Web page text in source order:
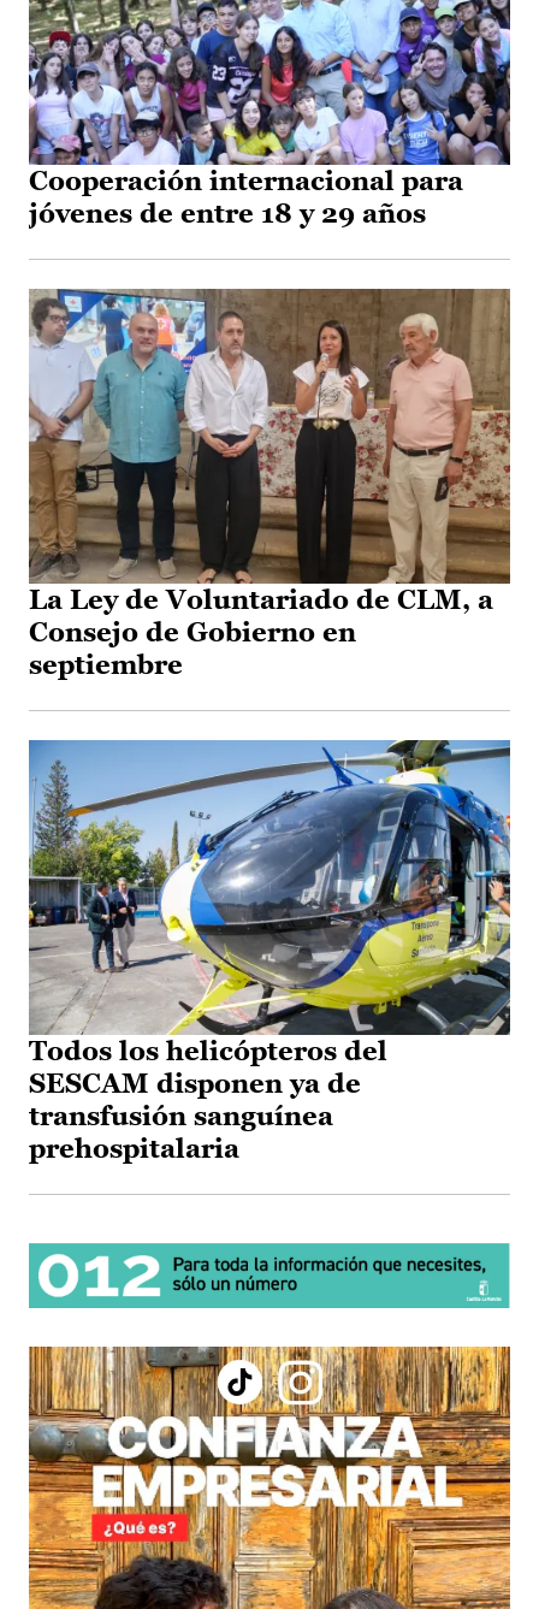
Cooperación internacional para
jóvenes de entre 18 y 29 años
La Ley de Voluntariado de CLM, a
Consejo de Gobierno en
septiembre
Todos los helicópteros del
SESCAM disponen ya de
transfusión sanguínea
prehospitalaria